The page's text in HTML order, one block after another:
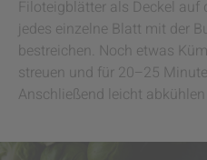
Filoteigblätter als Deckel auf
jedes einzelne Blatt mit der
bestreichen. Noch etwas
streuen und für 20–25
Anschließend leicht